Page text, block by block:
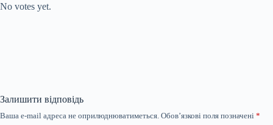
No votes yet.
Залишити відповідь
Ваша e-mail адреса не оприлюднюватиметься. Обов’язкові поля позначені *